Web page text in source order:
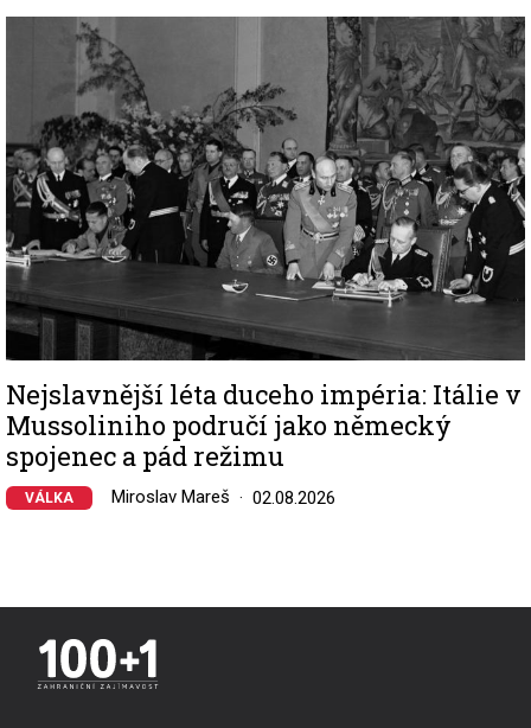
Nejslavnější léta duceho impéria: Itálie v
Mussoliniho područí jako německý
spojenec a pád režimu
VÁLKA Miroslav Mareš 02.08.2026